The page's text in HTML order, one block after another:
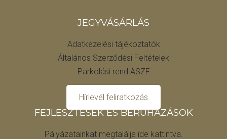
JEGYVÁSÁRLÁS
Adatkezelési tájékoztatók
Általános Szerződési Feltételek
Parkolási rend ÁSZF
Hírlevél feliratkozás
FEJLESZTÉSEK ÉS BERUHÁZÁSOK
Pályázatainkat megtalálja ide kattintva.